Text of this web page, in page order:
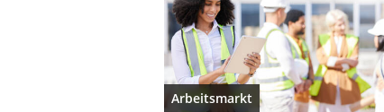
Arbeitsmarkt